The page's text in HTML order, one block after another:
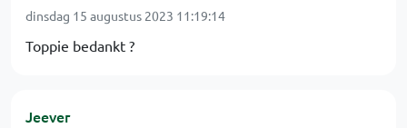
dinsdag 15 augustus 2023 11:19:14
Toppie bedankt ?
Jeever